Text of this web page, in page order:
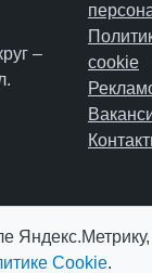
–
cookie
Cookie.